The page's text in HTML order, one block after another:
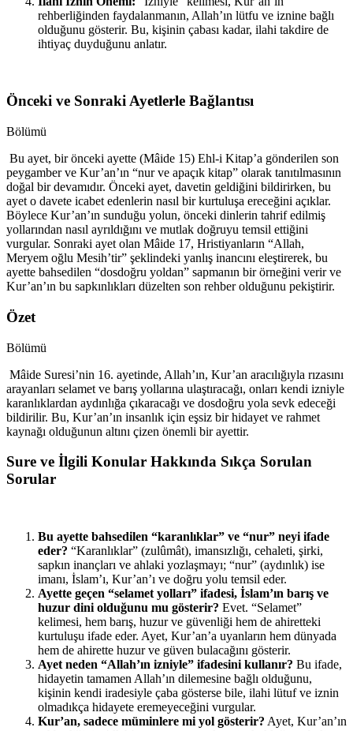
rehberliğinden faydalanmanın, Allah’ın lütfu ve iznine bağlı
olduğunu gösterir. Bu, kişinin çabası kadar, ilahi takdire de
ihtiyaç duyduğunu anlatır.
Önceki ve Sonraki Ayetlerle Bağlantısı
Bölümü
Bu ayet, bir önceki ayette (Mâide 15) Ehl-i Kitap’a gönderilen son
peygamber ve Kur’an’ın “nur ve apaçık kitap” olarak tanıtılmasının
doğal bir devamıdır. Önceki ayet, davetin geldiğini bildirirken, bu
ayet o davete icabet edenlerin nasıl bir kurtuluşa ereceğini açıklar.
Böylece Kur’an’ın sunduğu yolun, önceki dinlerin tahrif edilmiş
yollarından nasıl ayrıldığını ve mutlak doğruyu temsil ettiğini
vurgular. Sonraki ayet olan Mâide 17, Hristiyanların “Allah,
Meryem oğlu Mesih’tir” şeklindeki yanlış inancını eleştirerek, bu
ayette bahsedilen “dosdoğru yoldan” sapmanın bir örneğini verir ve
Kur’an’ın bu sapkınlıkları düzelten son rehber olduğunu pekiştirir.
Özet
Bölümü
Mâide Suresi’nin 16. ayetinde, Allah’ın, Kur’an aracılığıyla rızasını
arayanları selamet ve barış yollarına ulaştıracağı, onları kendi izniyle
karanlıklardan aydınlığa çıkaracağı ve dosdoğru yola sevk edeceği
bildirilir. Bu, Kur’an’ın insanlık için eşsiz bir hidayet ve rahmet
kaynağı olduğunun altını çizen önemli bir ayettir.
Sure ve İlgili Konular Hakkında Sıkça Sorulan
Sorular
Bu ayette bahsedilen “karanlıklar” ve “nur” neyi ifade
eder? “Karanlıklar” (zulûmât), imansızlığı, cehaleti, şirki,
sapkın inançları ve ahlaki yozlaşmayı; “nur” (aydınlık) ise
imanı, İslam’ı, Kur’an’ı ve doğru yolu temsil eder.
Ayette geçen “selamet yolları” ifadesi, İslam’ın barış ve
huzur dini olduğunu mu gösterir? Evet. “Selamet”
kelimesi, hem barış, huzur ve güvenliği hem de ahiretteki
kurtuluşu ifade eder. Ayet, Kur’an’a uyanların hem dünyada
hem de ahirette huzur ve güven bulacağını gösterir.
Ayet neden “Allah’ın izniyle” ifadesini kullanır? Bu ifade,
hidayetin tamamen Allah’ın dilemesine bağlı olduğunu,
kişinin kendi iradesiyle çaba gösterse bile, ilahi lütuf ve iznin
olmadıkça hidayete eremeyeceğini vurgular.
Kur’an, sadece müminlere mi yol gösterir? Ayet, Kur’an’ın